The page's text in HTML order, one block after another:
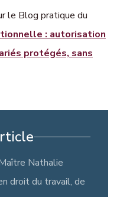
le Blog pratique du
: autorisation
protégés, sans
Nathalie
droit du travail, de